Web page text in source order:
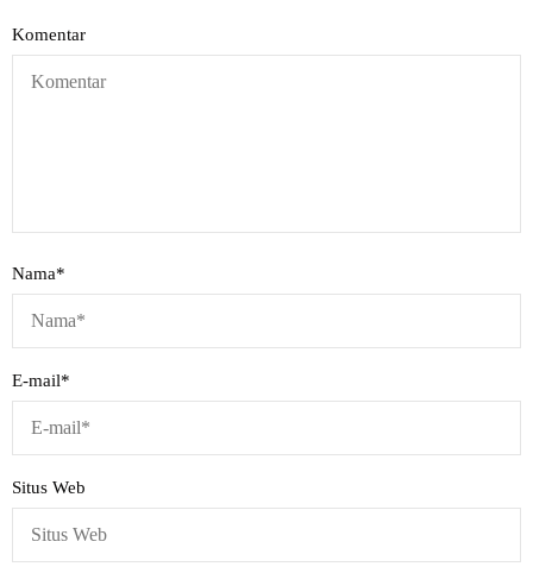
Komentar
Nama*
E-mail*
Situs Web